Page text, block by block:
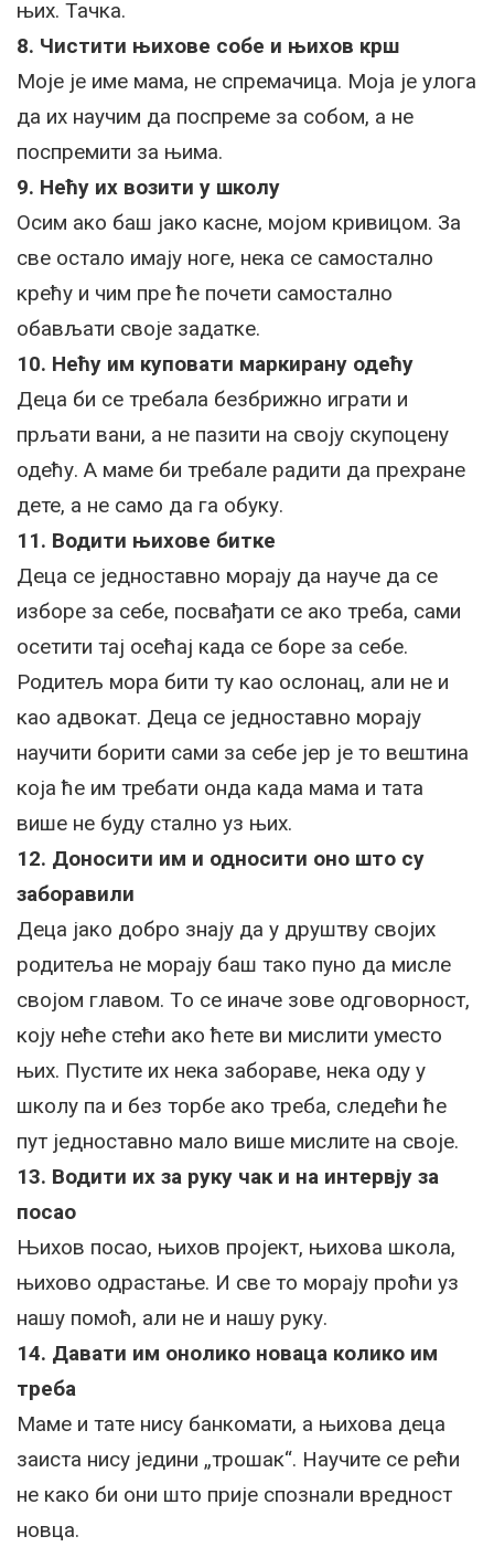
њих. Тачка.
8. Чистити њихове собе и њихов крш
Моје је име мама, не спремачица. Моја је улога
да их научим да поспреме за собом, а не
поспремити за њима.
9. Нећу их возити у школу
Осим ако баш јако касне, мојом кривицом. За
све остало имају ноге, нека се самостално
крећу и чим пре ће почети самостално
обављати своје задатке.
10. Нећу им куповати маркирану одећу
Деца би се требала безбрижно играти и
прљати вани, а не пазити на своју скупоцену
одећу. А маме би требале радити да прехране
дете, а не само да га обуку.
11. Водити њихове битке
Деца се једноставно морају да науче да се
изборе за себе, посвађати се ако треба, сами
осетити тај осећај када се боре за себе.
Родитељ мора бити ту као ослонац, али не и
као адвокат. Деца се једноставно морају
научити борити сами за себе јер је то вештина
која ће им требати онда када мама и тата
више не буду стално уз њих.
12. Доносити им и односити оно што су
заборавили
Деца јако добро знају да у друштву својих
родитеља не морају баш тако пуно да мисле
својом главом. То се иначе зове одговорност,
коју неће стећи ако ћете ви мислити уместо
њих. Пустите их нека забораве, нека оду у
школу па и без торбе ако треба, следећи ће
пут једноставно мало више мислите на своје.
13. Водити их за руку чак и на интервју за
посао
Њихов посао, њихов пројект, њихова школа,
њихово одрастање. И све то морају проћи уз
нашу помоћ, али не и нашу руку.
14. Давати им онолико новаца колико им
треба
Маме и тате нису банкомати, а њихова деца
заиста нису једини „трошак“. Научите се рећи
не како би они што прије спознали вредност
новца.